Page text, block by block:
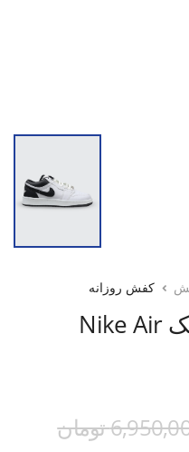
کفش روزانه
کتونی روزانه مردانه نایک Nike Air
تومان